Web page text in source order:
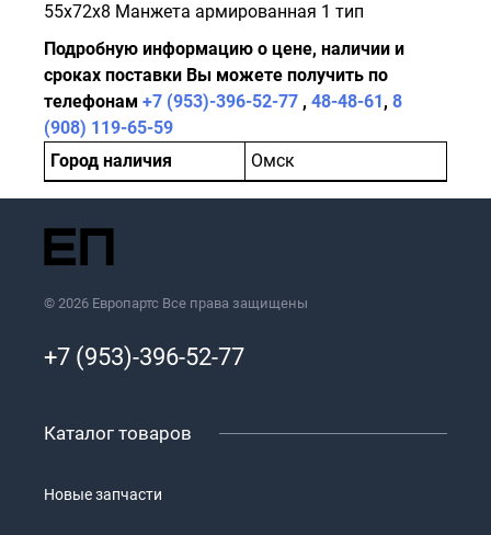
55x72x8 Манжета армированная 1 тип
Подробную информацию о цене, наличии и
сроках поставки Вы можете получить по
телефонам +7 (953)-396-52-77 , 48-48-61, 8
(908) 119-65-59
Город наличия
Омск
© 2026 Европартс Все права защищены
+7 (953)-396-52-77
Каталог товаров
Новые запчасти